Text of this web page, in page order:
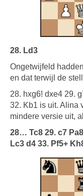
28. Ld3
Ongetwijfeld
en dat terwijl de
28. hxg6! dxe4 29.
32. Kb1 is uit. Alina
mindere versie uit,
28… Tc8 29. c7
Lc3 d4 33. Pf5+